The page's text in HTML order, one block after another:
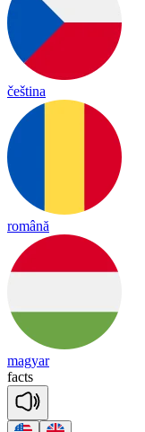
čeština
română
magyar
facts